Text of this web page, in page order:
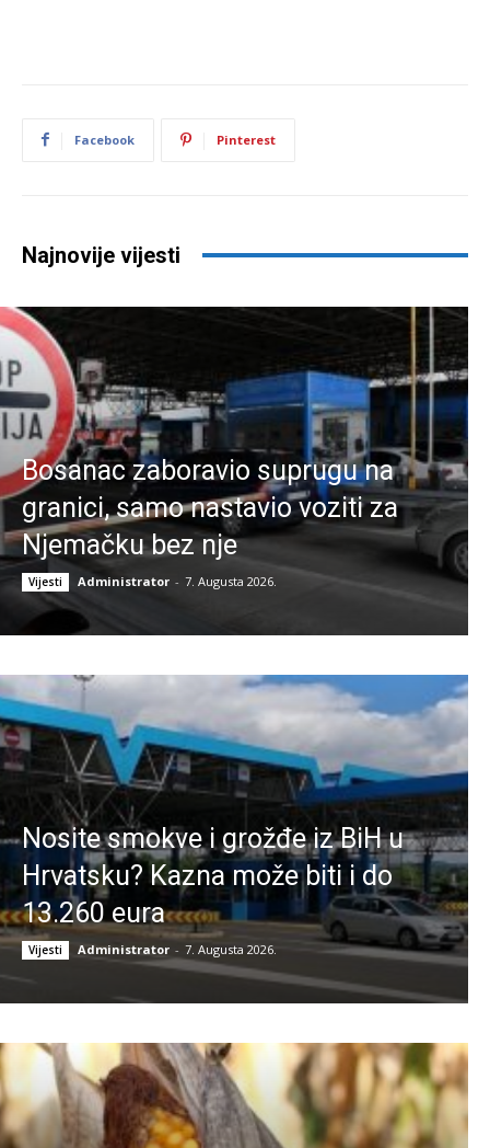
Facebook Pinterest
Najnovije vijesti
Bosanac zaboravio suprugu na
granici, samo nastavio voziti za
Njemačku bez nje
Vijesti Administrator - 7. Augusta 2026.
Nosite smokve i grožđe iz BiH u
Hrvatsku? Kazna može biti i do
13.260 eura
Vijesti Administrator - 7. Augusta 2026.